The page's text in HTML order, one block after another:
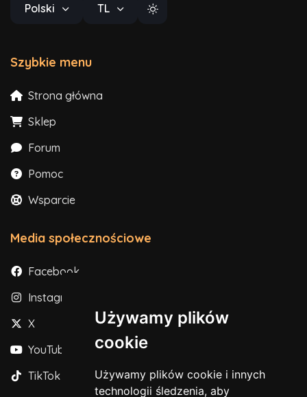
Używamy plików
cookie
Używamy plików cookie i innych
technologii śledzenia, aby
Polski TL
Szybkie menu
Strona główna
Sklep
Forum
Pomoc
Wsparcie
Media społecznościowe
Facebook
Instagram
X
YouTube
TikTok